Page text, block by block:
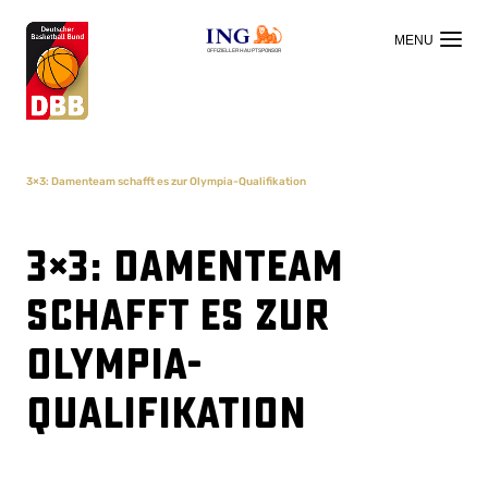
OFFIZIELLER HAUPTSPONSOR
3×3: Damenteam schafft es zur Olympia-Qualifikation
3×3: Damenteam
schafft es zur
Olympia-
Qualifikation